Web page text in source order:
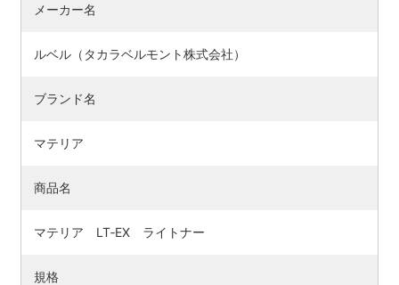
メーカー名
ルベル（タカラベルモント株式会社）
ブランド名
マテリア
商品名
マテリア LT‐EX ライトナー
規格